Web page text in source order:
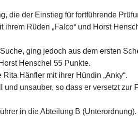
die der Einstieg für fortführende
Rüden „Falco“ und Horst
ging jedoch aus dem ersten
Henschel 55 Punkte.
Hänfler mit ihrer Hündin „Anky“.
unsauber, so dass er versetzt zur
in die Abteilung B